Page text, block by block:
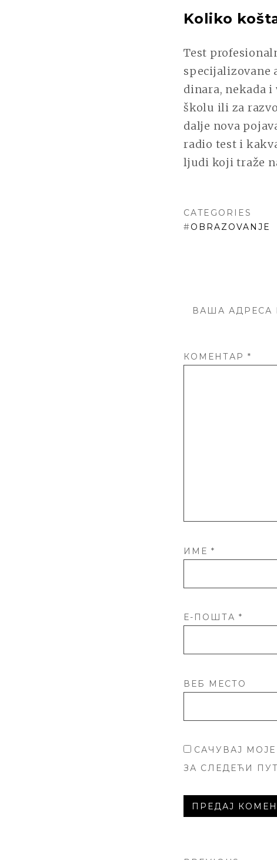
Koliko
Test
specijalizovane
dinara, nekada
školu ili za
dalje nova
radio test i
ljudi koji traže
CATEGORIES
#OBRAZOVANJE
ВАША АДРЕСА
КОМЕНТАР *
ИМЕ *
Е-ПОШТА *
ВЕБ МЕСТО
САЧУВАЈ
ЗА СЛЕДЕЋИ